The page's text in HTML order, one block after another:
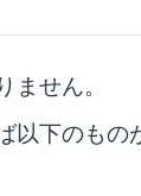
せん。
下のもの